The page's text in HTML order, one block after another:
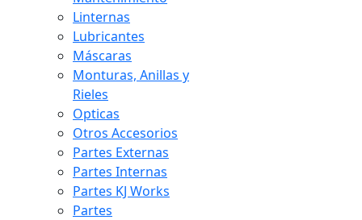
Linternas
Lubricantes
Máscaras
Monturas, Anillas y
Rieles
Opticas
Otros Accesorios
Partes Externas
Partes Internas
Partes KJ Works
Partes